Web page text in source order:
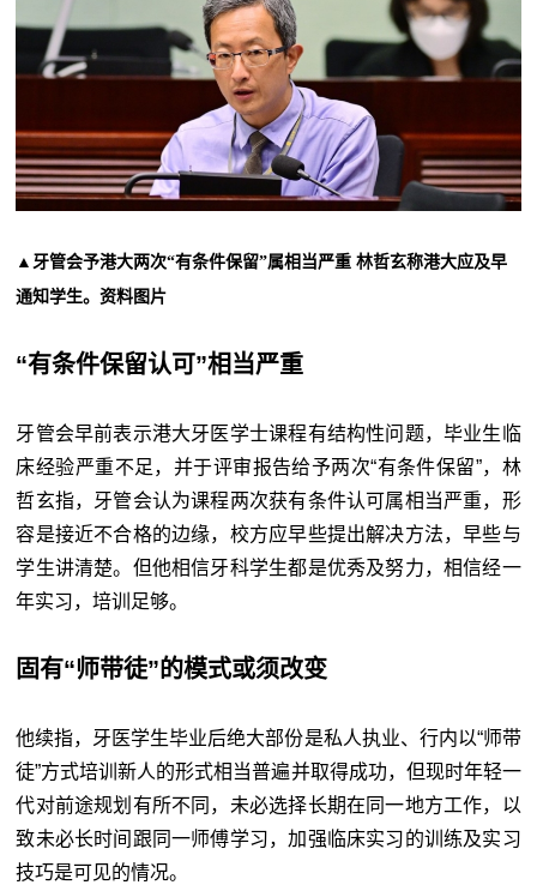
▲牙管会予港大两次“有条件保留”属相当严重 林哲玄称港大应及早
通知学生。资料图片
“有条件保留认可”相当严重
牙管会早前表示港大牙医学士课程有结构性问题，毕业生临
床经验严重不足，并于评审报告给予两次“有条件保留”，林
哲玄指，牙管会认为课程两次获有条件认可属相当严重，形
容是接近不合格的边缘，校方应早些提出解决方法，早些与
学生讲清楚。但他相信牙科学生都是优秀及努力，相信经一
年实习，培训足够。
固有“师带徒”的模式或须改变
他续指，牙医学生毕业后绝大部份是私人执业、行内以“师带
徒”方式培训新人的形式相当普遍并取得成功，但现时年轻一
代对前途规划有所不同，未必选择长期在同一地方工作，以
致未必长时间跟同一师傅学习，加强临床实习的训练及实习
技巧是可见的情况。